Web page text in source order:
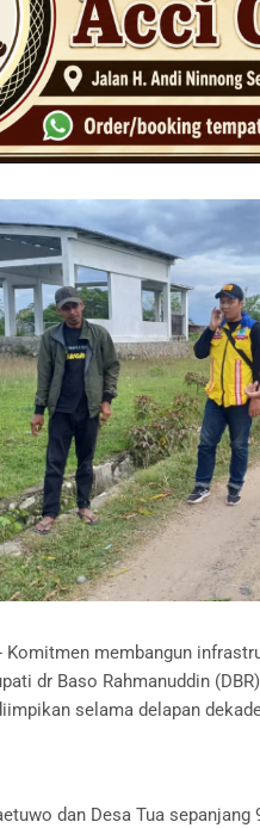
membangun
dr Baso Rahmanuddin
selama delapan
dan Desa Tua